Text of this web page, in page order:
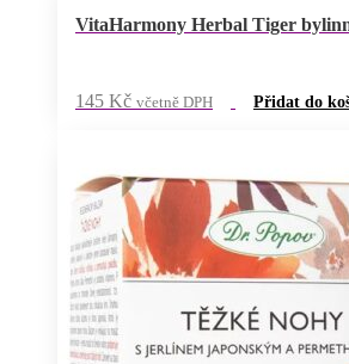
VitaHarmony Herbal Tiger
145 Kč včetně DPH Přidat do